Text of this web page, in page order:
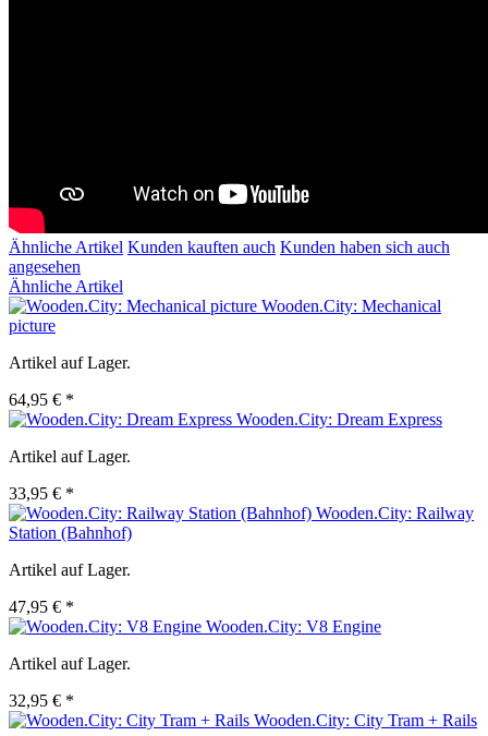
Ähnliche Artikel Kunden kauften auch Kunden haben sich auch
angesehen
Ähnliche Artikel
Wooden.City: Mechanical
picture
Artikel auf Lager.
64,95 € *
Wooden.City: Dream Express
Artikel auf Lager.
33,95 € *
Wooden.City: Railway
Station (Bahnhof)
Artikel auf Lager.
47,95 € *
Wooden.City: V8 Engine
Artikel auf Lager.
32,95 € *
Wooden.City: City Tram + Rails